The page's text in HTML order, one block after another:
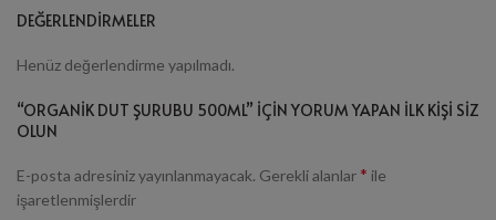
DEĞERLENDIRMELER
Henüz değerlendirme yapılmadı.
“ORGANIK DUT ŞURUBU 500ML” IÇIN YORUM YAPAN ILK KIŞI SIZ
OLUN
E-posta adresiniz yayınlanmayacak. Gerekli alanlar * ile
işaretlenmişlerdir